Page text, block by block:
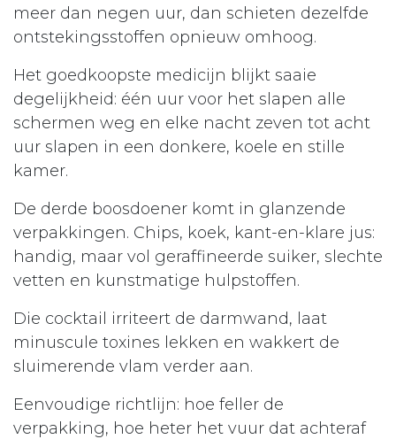
meer dan negen uur, dan schieten dezelfde
ontstekingsstoffen opnieuw omhoog.
Het goedkoopste medicijn blijkt saaie
degelijkheid: één uur voor het slapen alle
schermen weg en elke nacht zeven tot acht
uur slapen in een donkere, koele en stille
kamer.
De derde boosdoener komt in glanzende
verpakkingen. Chips, koek, kant-en-klare jus:
handig, maar vol geraffineerde suiker, slechte
vetten en kunstmatige hulpstoffen.
Die cocktail irriteert de darmwand, laat
minuscule toxines lekken en wakkert de
sluimerende vlam verder aan.
Eenvoudige richtlijn: hoe feller de
verpakking, hoe heter het vuur dat achteraf